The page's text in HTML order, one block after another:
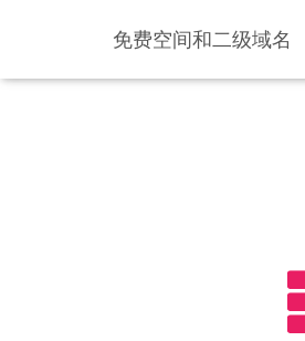
免费空间和二级域名